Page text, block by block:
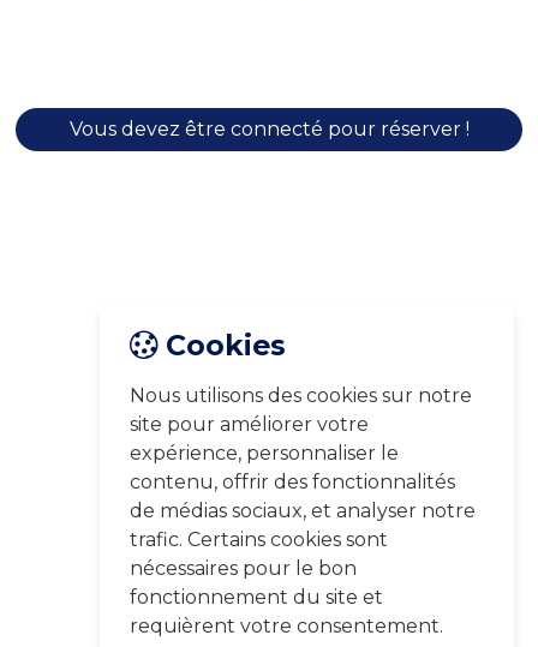
Cookies
Nous utilisons des cookies sur notre
site pour améliorer votre
expérience, personnaliser le
contenu, offrir des fonctionnalités
de médias sociaux, et analyser notre
trafic. Certains cookies sont
nécessaires pour le bon
fonctionnement du site et
requièrent votre consentement.
Vous devez être connecté pour réserver !